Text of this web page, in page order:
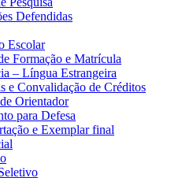
Defendidas
Escolar
Formação e Matrícula
– Língua Estrangeira
e Convalidação de Créditos
Orientador
para Defesa
e Exemplar final